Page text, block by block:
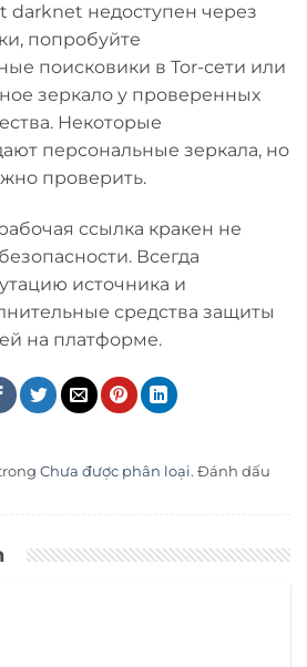
darknet недоступен через
попробуйте
поисковики в Tor-сети или
зеркало у проверенных
Некоторые
персональные зеркала, но
проверить.
ссылка кракен не
Всегда
источника и
средства защиты
на платформе.
Chưa được phân loại. Đánh dấu